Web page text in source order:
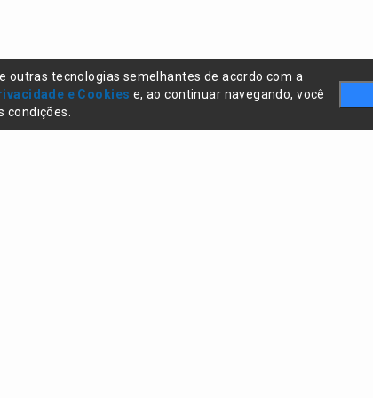
outras tecnologias semelhantes de acordo com a
e Cookies e, ao continuar navegando, você
condições.